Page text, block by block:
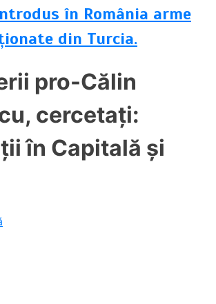
în România arme
din Turcia.
pro-Călin
cercetați:
în Capitală și